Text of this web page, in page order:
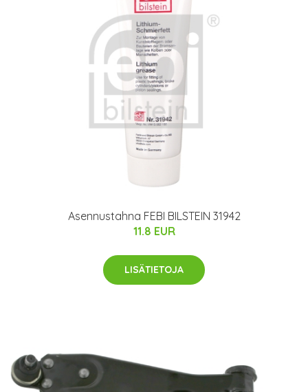
Asennustahna FEBI BILSTEIN 31942
11.8 EUR
LISÄTIETOJA